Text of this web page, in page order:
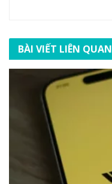
BÀI VIẾT LIÊN QUAN